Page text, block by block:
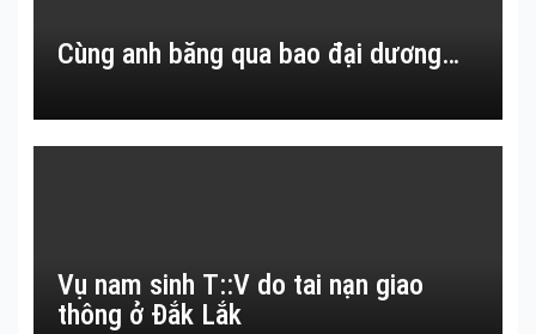
Cùng anh băng qua bao đại dương…
Vụ nam sinh T::V do tai nạn giao
thông ở Đắk Lắk